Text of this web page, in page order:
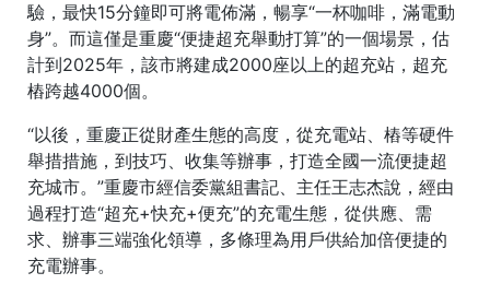
驗，最快15分鐘即可將電佈滿，暢享“一杯咖啡，滿電動
身”。而這僅是重慶“便捷超充舉動打算”的一個場景，估
計到2025年，該市將建成2000座以上的超充站，超充
樁跨越4000個。
“以後，重慶正從財產生態的高度，從充電站、樁等硬件
舉措措施，到技巧、收集等辦事，打造全國一流便捷超
充城市。”重慶市經信委黨組書記、主任王志杰說，經由
過程打造“超充+快充+便充”的充電生態，從供應、需
求、辦事三端強化領導，多條理為用戶供給加倍便捷的
充電辦事。